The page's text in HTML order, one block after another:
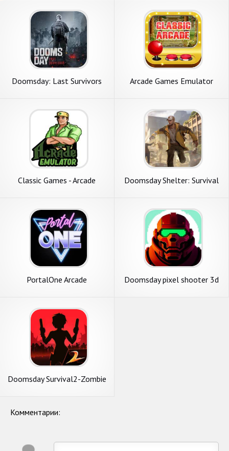
Doomsday: Last Survivors Arcade Games Emulator
Classic Games - Arcade
Doomsday Shelter: Survival
PortalOne Arcade Doomsday pixel shooter 3d
Doomsday Survival2-Zombie
Комментарии: